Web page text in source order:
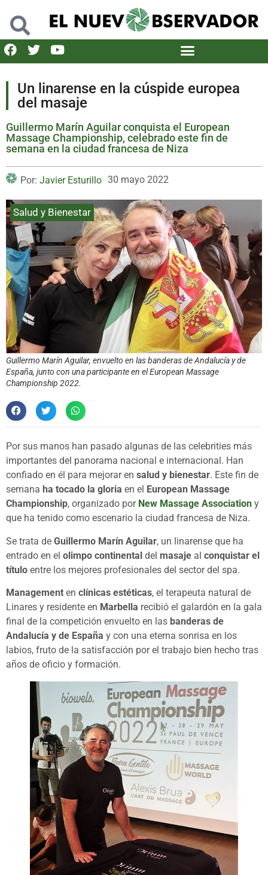
Un linarense en la cúspide europea
del masaje
Guillermo Marín Aguilar conquista el European
Massage Championship, celebrado este fin de
semana en la ciudad francesa de Niza
Por: Javier Esturillo 30 mayo 2022
Salud y Bienestar
Guillermo Marín Aguilar, envuelto en las banderas de Andalucía y de
España, junto con una participante en el European Massage
Championship 2022.
Por sus manos han pasado algunas de las celebrities más
importantes del panorama nacional e internacional. Han
confiado en él para mejorar en salud y bienestar. Este fin de
semana ha tocado la gloria en el European Massage
Championship, organizado por New Massage Association y
que ha tenido como escenario la ciudad francesa de Niza.
Se trata de Guillermo Marín Aguilar, un linarense que ha
entrado en el olimpo continental del masaje al conquistar el
título entre los mejores profesionales del sector del spa.
Management en clínicas estéticas, el terapeuta natural de
Linares y residente en Marbella recibió el galardón en la gala
final de la competición envuelto en las banderas de
Andalucía y de España y con una eterna sonrisa en los
labios, fruto de la satisfacción por el trabajo bien hecho tras
años de oficio y formación.